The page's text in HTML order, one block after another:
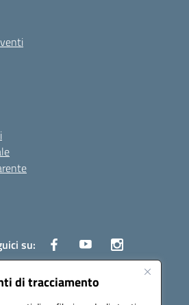
di tracciamento
su: